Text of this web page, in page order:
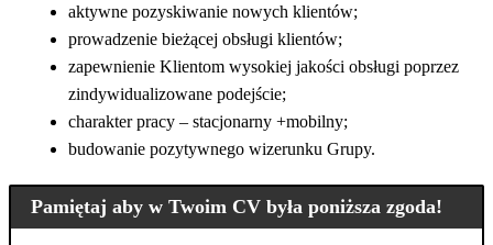
aktywne pozyskiwanie nowych klientów;
prowadzenie bieżącej obsługi klientów;
zapewnienie Klientom wysokiej jakości obsługi poprzez
zindywidualizowane podejście;
charakter pracy – stacjonarny +mobilny;
budowanie pozytywnego wizerunku Grupy.
Pamiętaj aby w Twoim CV była poniższa zgoda!